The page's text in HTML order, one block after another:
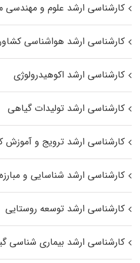
کارشناسی ارشد علوم و
کارشناسی ارشد هواشناسی
کارشناسی ارشد اکوهیدرولوژی
کارشناسی ارشد تولیدات گیاهی
کارشناسی ارشد ترویج و آموزش
کارشناسی ارشد شناسایی و
کارشناسی ارشد توسعه روستایی
کارشناسی ارشد بیماری‌ شناسی